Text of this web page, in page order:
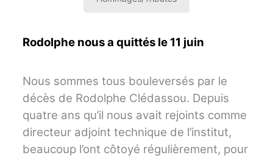
Rodolphe nous a quittés le 11 juin
Nous sommes tous bouleversés par le
décès de Rodolphe Clédassou. Depuis
quatre ans qu’il nous avait rejoints comme
directeur adjoint technique de l’institut,
beaucoup l’ont côtoyé régulièrement, pour